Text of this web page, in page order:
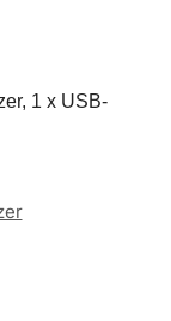
, 1 x USB-